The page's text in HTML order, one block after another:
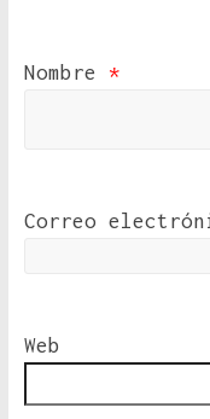
Nombre *
Correo
Web